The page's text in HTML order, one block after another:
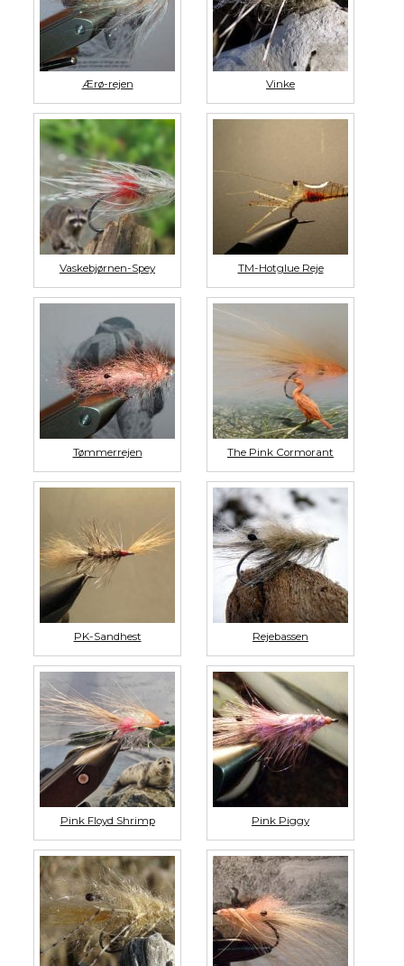
Ærø-rejen Vinke
Vaskebjørnen-Spey TM-Hotglue Reje
Tømmerrejen The Pink Cormorant
PK-Sandhest Rejebassen
Pink Floyd Shrimp Pink Piggy